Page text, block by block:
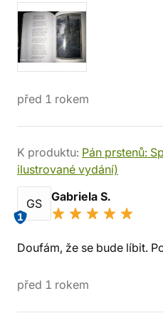
před 1 rokem
K produktu: Pán prstenů:
ilustrované vydání)
GS
1
Gabriela S.
Doufám, že se bude líbit.
před 1 rokem